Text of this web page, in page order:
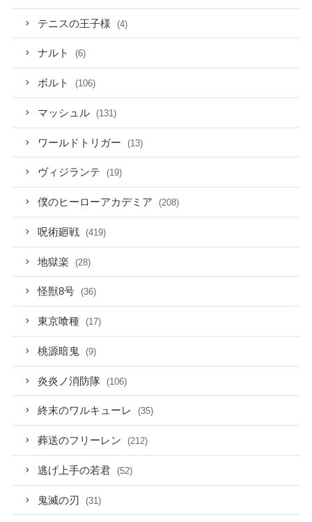
テニスの王子様 (4)
ナルト (6)
ボルト (106)
マッシュル (131)
ワールドトリガー (13)
ヴィジランテ (19)
僕のヒーローアカデミア (208)
呪術廻戦 (419)
地獄楽 (28)
怪獣8号 (36)
東京喰種 (17)
桃源暗鬼 (9)
炎炎ノ消防隊 (106)
終末のワルキューレ (35)
葬送のフリーレン (212)
逃げ上手の若君 (52)
鬼滅の刃 (31)